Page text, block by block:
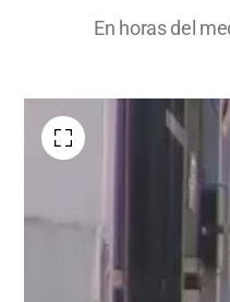
En horas del